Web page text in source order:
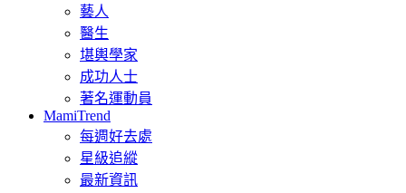
藝人
醫生
堪輿學家
成功人士
著名運動員
MamiTrend
每週好去處
星級追縱
最新資訊